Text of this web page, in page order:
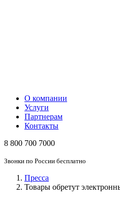
О компании
Услуги
Партнерам
Контакты
8 800 700 7000
Звонки по России бесплатно
Пресса
Товары обретут